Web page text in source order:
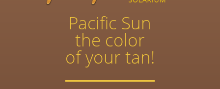
Pacific Sun
the color
of your tan!